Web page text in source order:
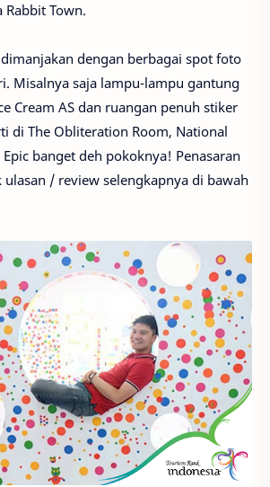
Rabbit Town.
dengan berbagai spot foto
Misalnya saja lampu-lampu gantung
Cream AS dan ruangan penuh stiker
di The Obliteration Room, National
banget deh pokoknya! Penasaran
ulasan / review selengkapnya di bawah